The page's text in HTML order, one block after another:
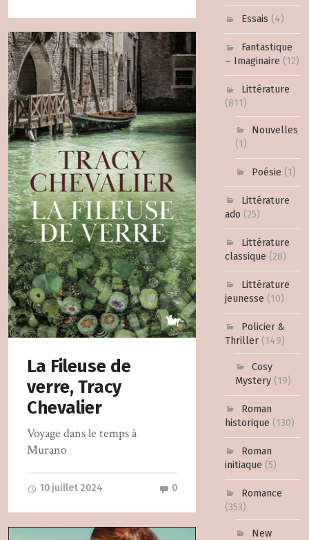
Essais (4)
Fantastique
– Imaginaire (12)
Littérature
(811)
Nouvelles
(1)
Poésie (1)
Littérature
ado (25)
Littérature
classique (28)
Littérature
jeunesse (10)
Policier &
Thriller (149)
Cosy
Mystery(19)
Roman
historique (130)
Roman
initiaque (5)
Romance
(353)
New
La Fileuse de
verre, Tracy
Chevalier
Voyage dans le temps à
Murano
10 juillet 2024 0